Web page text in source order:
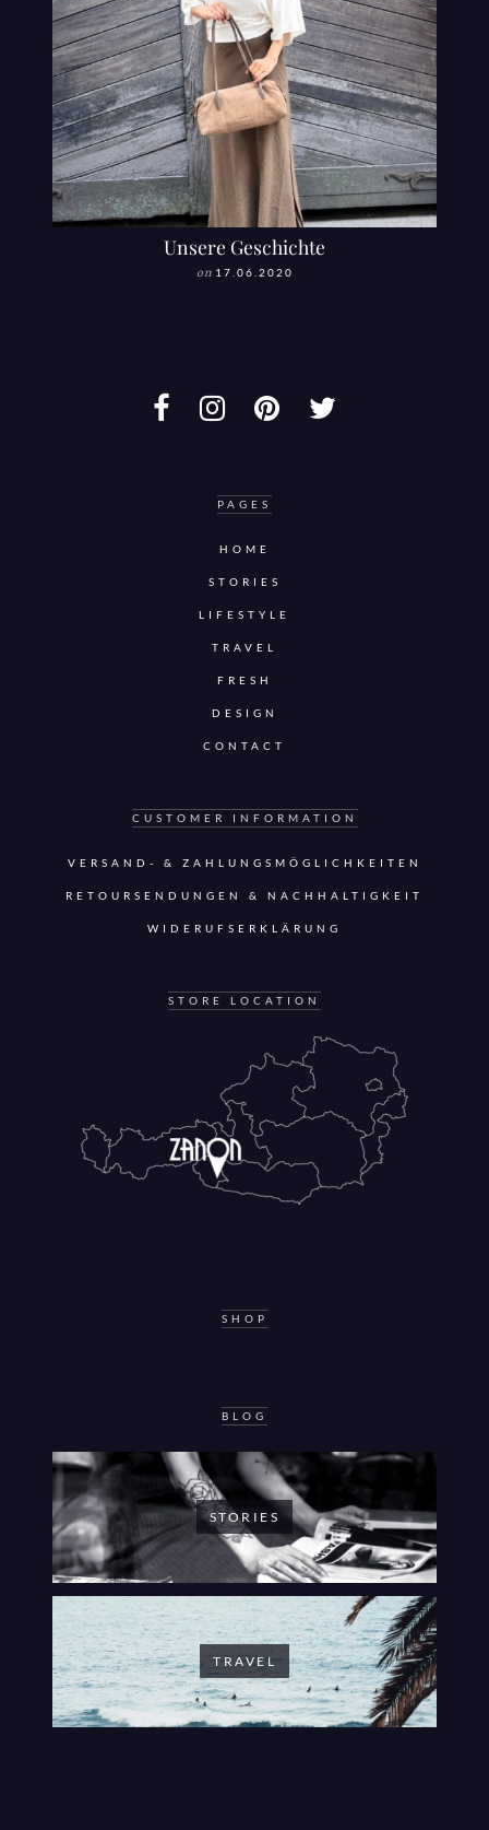
Unsere Geschichte
on 17.06.2020
PAGES
HOME
STORIES
LIFESTYLE
TRAVEL
FRESH
DESIGN
CONTACT
CUSTOMER INFORMATION
VERSAND- & ZAHLUNGSMÖGLICHKEITEN
RETOURSENDUNGEN & NACHHALTIGKEIT
WIDERUFSERKLÄRUNG
STORE LOCATION
SHOP
BLOG
STORIES
TRAVEL